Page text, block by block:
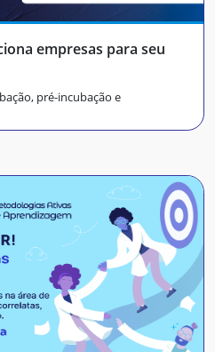
empresas para seu
pré-incubação e